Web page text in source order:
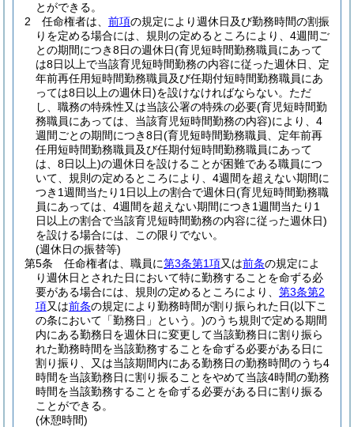
とができる。
2
任命権者は、 前項の規定により週休日及び勤務時間の割振
りを定める場合には、規則の定めるところにより、4週間ご
との期間につき8日の週休日(育児短時間勤務職員にあって
は8日以上で当該育児短時間勤務の内容に従った週休日、定
年前再任用短時間勤務職員及び任期付短時間勤務職員にあ
っては8日以上の週休日)を設けなければならない。 ただ
し、職務の特殊性又は当該公署の特殊の必要(育児短時間勤
務職員にあっては、当該育児短時間勤務の内容)により、4
週間ごとの期間につき8日(育児短時間勤務職員、定年前再
任用短時間勤務職員及び任期付短時間勤務職員にあって
は、8日以上)の週休日を設けることが困難である職員につ
いて、規則の定めるところにより、4週間を超えない期間に
つき1週間当たり1日以上の割合で週休日(育児短時間勤務職
員にあっては、4週間を超えない期間につき1週間当たり1
日以上の割合で当該育児短時間勤務の内容に従った週休日)
を設ける場合には、この限りでない。
(週休日の振替等)
第5条
任命権者は、職員に第3条第1項又は前条の規定によ
り週休日とされた日において特に勤務することを命ずる必
要がある場合には、規則の定めるところにより、 第3条第2
項又は前条の規定により勤務時間が割り振られた日(以下こ
の条において「勤務日」という。)のうち規則で定める期間
内にある勤務日を週休日に変更して当該勤務日に割り振ら
れた勤務時間を当該勤務することを命ずる必要がある日に
割り振り、又は当該期間内にある勤務日の勤務時間のうち4
時間を当該勤務日に割り振ることをやめて当該4時間の勤務
時間を当該勤務することを命ずる必要がある日に割り振る
ことができる。
(休憩時間)